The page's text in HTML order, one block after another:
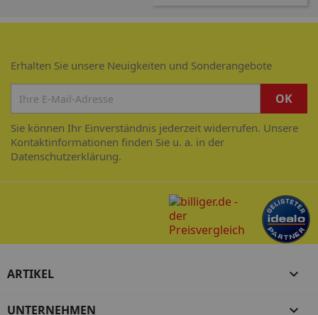
Erhalten Sie unsere Neuigkeiten und Sonderangebote
Sie können Ihr Einverständnis jederzeit widerrufen. Unsere
Kontaktinformationen finden Sie u. a. in der
Datenschutzerklärung.
ARTIKEL 
UNTERNEHMEN 